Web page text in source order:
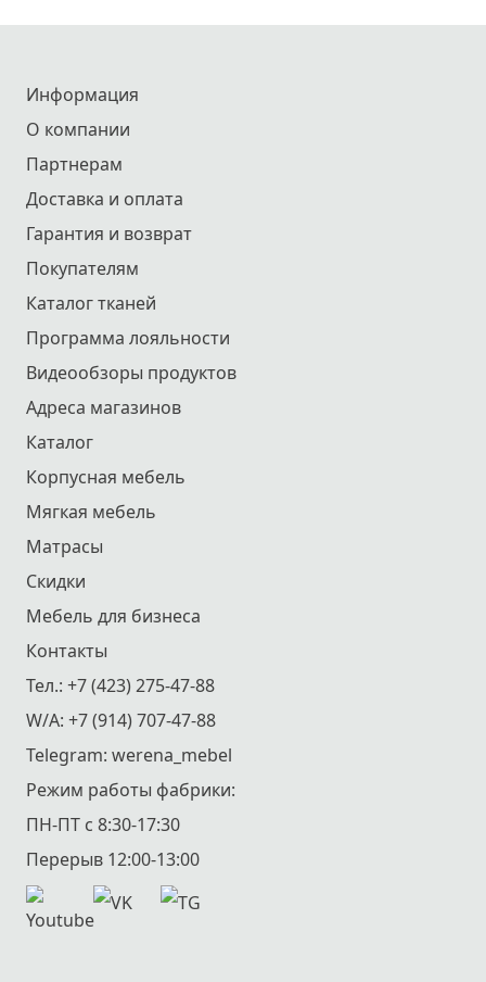
Информация
О компании
Партнерам
Доставка и оплата
Гарантия и возврат
Покупателям
Каталог тканей
Программа лояльности
Видеообзоры продуктов
Адреса магазинов
Каталог
Корпусная мебель
Мягкая мебель
Матрасы
Скидки
Мебель для бизнеса
Контакты
Тел.: +7 (423) 275-47-88
W/A: +7 (914) 707-47-88
Telegram: werena_mebel
Режим работы фабрики:
ПН-ПТ с 8:30-17:30
Перерыв 12:00-13:00